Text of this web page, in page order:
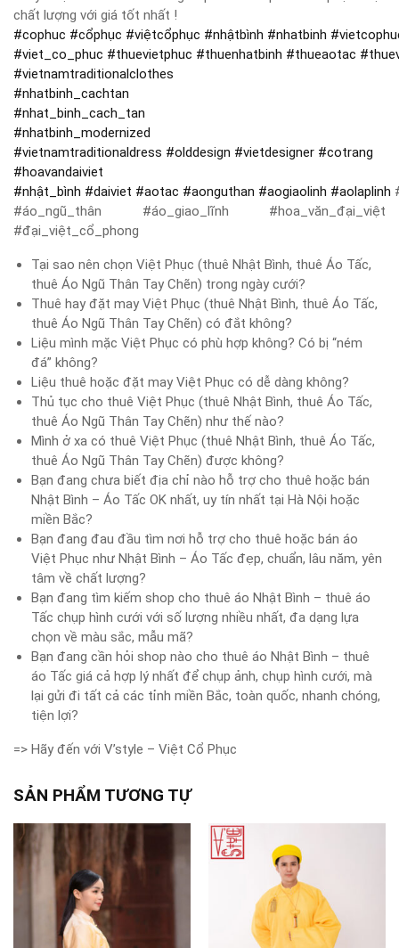
chất lượng với giá tốt nhất !
#cophuc #cổphục #việtcổphục #nhậtbình #nhatbinh #
#viet_co_phuc #thuevietphuc #thuenhatbinh #thueaotac #
#vietnamtraditionalclothes
#nhatbinh_cachtan
#nhat_binh_cach_tan
#nhatbinh_modernized
#vietnamtraditionaldress #olddesign #vietdesigner #cotrang
#hoavandaiviet
#nhật_bình #daiviet #aotac #aonguthan #aogiaolinh #aolaplinh
#áo_ngũ_thân #áo_giao_lĩnh #hoa_văn_đại_việt
#đại_việt_cổ_phong
Tại sao nên chọn Việt Phục (thuê Nhật Bình, thuê Áo Tấc,
thuê Áo Ngũ Thân Tay Chẽn) trong ngày cưới?
Thuê hay đặt may Việt Phục (thuê Nhật Bình, thuê Áo Tấc,
thuê Áo Ngũ Thân Tay Chẽn) có đắt không?
Liệu mình mặc Việt Phục có phù hợp không? Có bị “ném
đá” không?
Liệu thuê hoặc đặt may Việt Phục có dễ dàng không?
Thủ tục cho thuê Việt Phục (thuê Nhật Bình, thuê Áo Tấc,
thuê Áo Ngũ Thân Tay Chẽn) như thế nào?
Mình ở xa có thuê Việt Phục (thuê Nhật Bình, thuê Áo Tấc,
thuê Áo Ngũ Thân Tay Chẽn) được không?
Bạn đang chưa biết địa chỉ nào hỗ trợ cho thuê hoặc bán
Nhật Bình – Áo Tấc OK nhất, uy tín nhất tại Hà Nội hoặc
miền Bắc?
Bạn đang đau đầu tìm nơi hỗ trợ cho thuê hoặc bán áo
Việt Phục như Nhật Bình – Áo Tấc đẹp, chuẩn, lâu năm, yên
tâm về chất lượng?
Bạn đang tìm kiếm shop cho thuê áo Nhật Bình – thuê áo
Tấc chụp hình cưới với số lượng nhiều nhất, đa dạng lựa
chọn về màu sắc, mẫu mã?
Bạn đang cần hỏi shop nào cho thuê áo Nhật Bình – thuê
áo Tấc giá cả hợp lý nhất để chụp ảnh, chụp hình cưới, mà
lại gửi đi tất cả các tỉnh miền Bắc, toàn quốc, nhanh chóng,
tiện lợi?
=> Hãy đến với V’style – Việt Cổ Phục
SẢN PHẨM TƯƠNG TỰ